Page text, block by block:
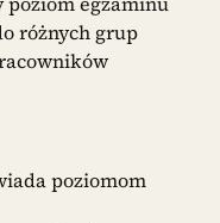
różnych grup
poziomom